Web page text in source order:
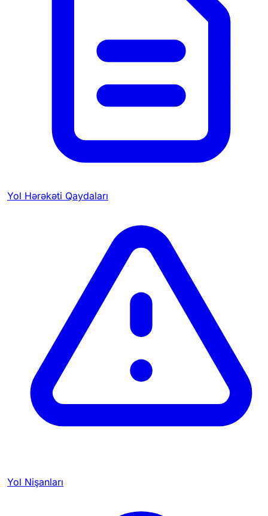
Yol Hərəkəti Qaydaları
Yol Nişanları